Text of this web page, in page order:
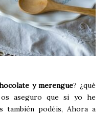
y merengue? ¿qué
aseguro que si yo he
también podéis, Ahora a